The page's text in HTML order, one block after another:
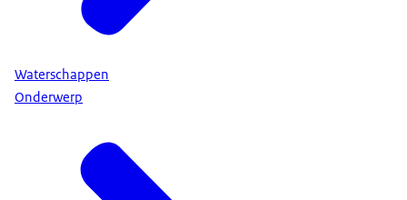
Waterschappen
Onderwerp